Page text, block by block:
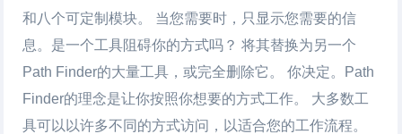
和八个可定制模块。 当您需要时，只显示您需要的信
息。是一个工具阻碍你的方式吗？ 将其替换为另一个
Path Finder的大量工具，或完全删除它。 你决定。Path
Finder的理念是让你按照你想要的方式工作。 大多数工
具可以以许多不同的方式访问，以适合您的工作流程。